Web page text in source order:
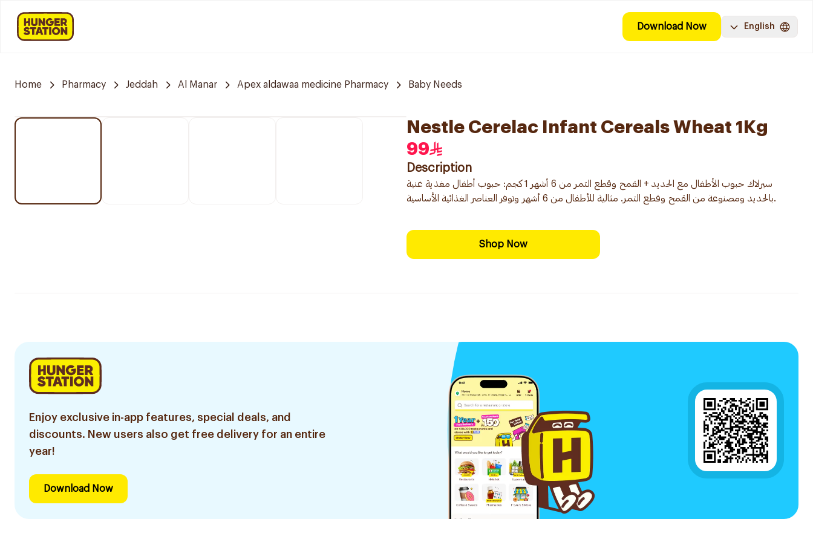
Download Now English
Home Pharmacy Jeddah Al Manar Apex aldawaa medicine Pharmacy Baby Needs
Nestle Cerelac Infant Cereals Wheat 1Kg
99
Description
سيرلاك حبوب الأطفال مع الحديد + القمح وقطع التمر من 6 أشهر 1 كجم: حبوب أطفال مغذية غنية
بالحديد ومصنوعة من القمح وقطع التمر. مثالية للأطفال من 6 أشهر وتوفر العناصر الغذائية الأساسية.
Shop Now
Enjoy exclusive in-app features, special deals, and
discounts. New users also get free delivery for an entire
year!
Download Now